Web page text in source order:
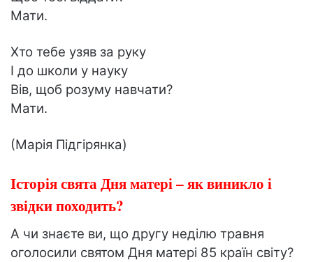
Мати.
Хто тебе узяв за руку
І до школи у науку
Вів, щоб розуму навчати?
Мати.
(Марія Підгірянка)
Історія свята Дня матері – як виникло і
звідки походить?
А чи знаєте ви, що другу неділю травня
оголосили святом Дня матері 85 країн світу?